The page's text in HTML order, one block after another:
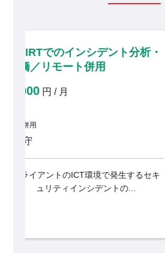
析・
セキ
【既存インターネ
ース・SaaS移行に
仲町（リモート併
品の選定から携わ
要件定義, 設計
既存のイン